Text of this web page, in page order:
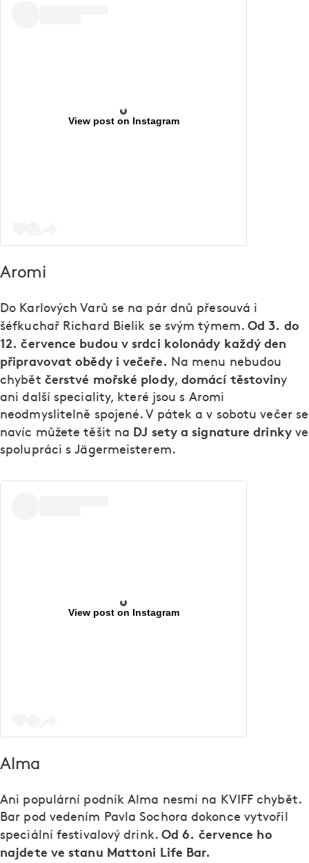
View post on Instagram
Aromi
Do Karlových Varů se na pár dnů přesouvá i
šéfkuchař Richard Bielik se svým týmem.Od 3. do
12. července budou v srdci kolonády každý den
připravovat obědy i večeře. Na menu nebudou
chybět čerstvé mořské plody, domácí těstoviny
ani další speciality, které jsou s Aromi
neodmyslitelně spojené. V pátek a v sobotu večer se
navíc můžete těšit na DJ sety a signature drinkyve
spolupráci s Jägermeisterem.
View post on Instagram
Alma
Ani populární podnik Alma nesmí na KVIFF chybět.
Bar pod vedením Pavla Sochora dokonce vytvořil
speciální festivalový drink. Od 6. července ho
najdete ve stanu Mattoni Life Bar.